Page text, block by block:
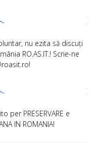
nu ezita să discuți
RO.AS.IT.! Scrie-ne
PRESERVARE e
IN ROMANIA!